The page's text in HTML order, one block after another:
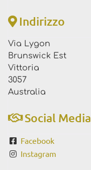
Indirizzo
Via Lygon
Brunswick Est
Vittoria
3057
Australia
Social Media
Facebook
Instagram